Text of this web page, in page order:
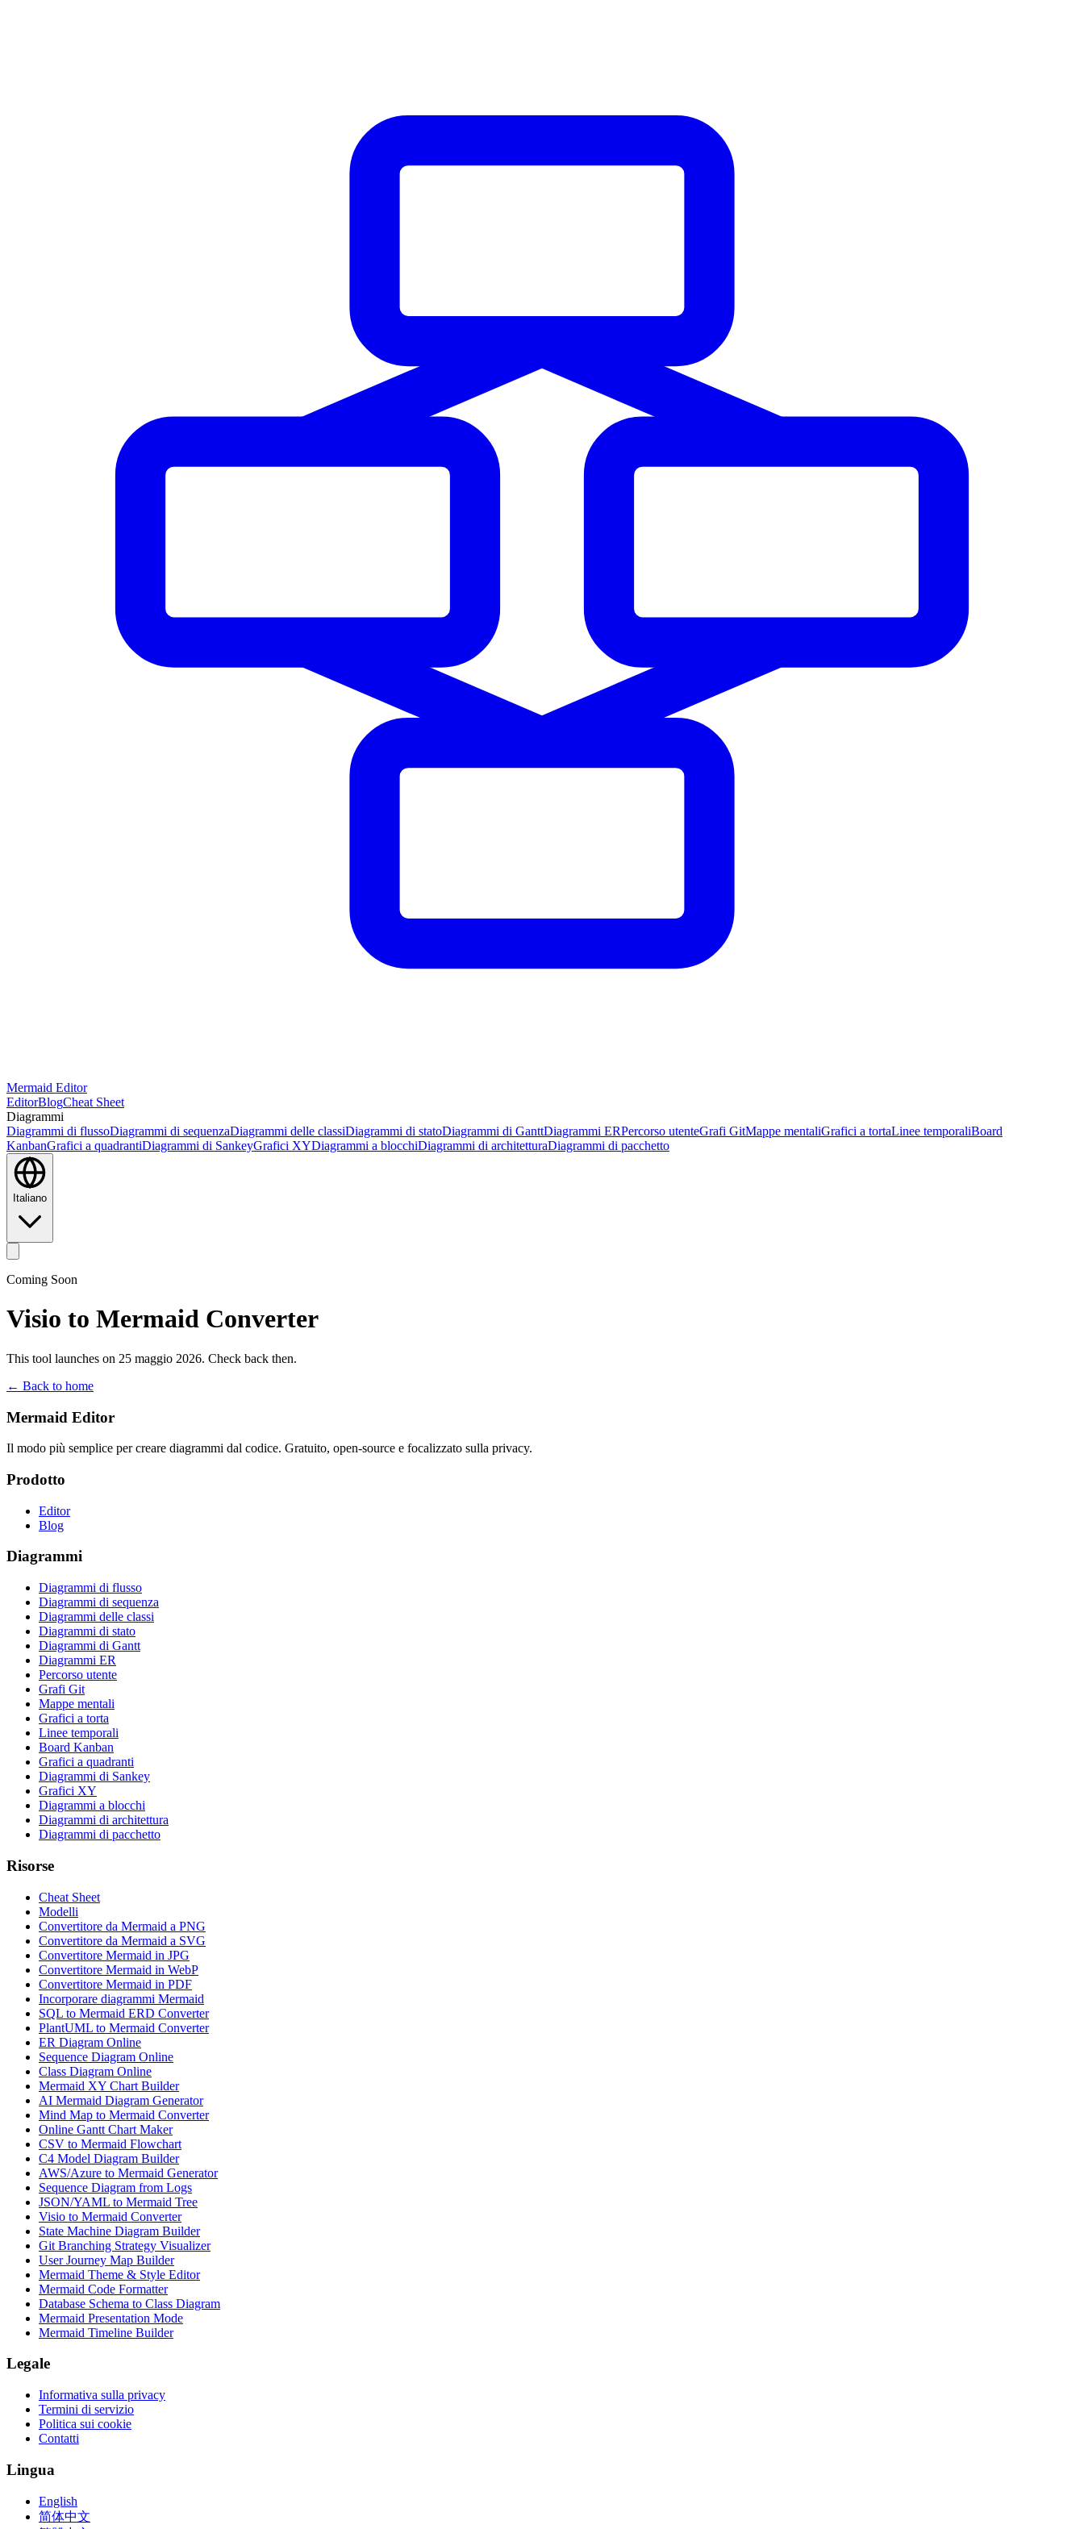
Mermaid Editor
EditorBlogCheat Sheet
Diagrammi
Diagrammi di flussoDiagrammi di sequenzaDiagrammi delle classiDiagrammi di statoDiagrammi di GanttDiagrammi ERPercorso utenteGrafi GitMappe mentaliGrafici a tortaLinee temporaliBoard
KanbanGrafici a quadrantiDiagrammi di SankeyGrafici XYDiagrammi a blocchiDiagrammi di architetturaDiagrammi di pacchetto
Italiano
Coming Soon
Visio to Mermaid Converter
This tool launches on 25 maggio 2026. Check back then.
← Back to home
Mermaid Editor
Il modo più semplice per creare diagrammi dal codice. Gratuito, open-source e focalizzato sulla privacy.
Prodotto
Editor
Blog
Diagrammi
Diagrammi di flusso
Diagrammi di sequenza
Diagrammi delle classi
Diagrammi di stato
Diagrammi di Gantt
Diagrammi ER
Percorso utente
Grafi Git
Mappe mentali
Grafici a torta
Linee temporali
Board Kanban
Grafici a quadranti
Diagrammi di Sankey
Grafici XY
Diagrammi a blocchi
Diagrammi di architettura
Diagrammi di pacchetto
Risorse
Cheat Sheet
Modelli
Convertitore da Mermaid a PNG
Convertitore da Mermaid a SVG
Convertitore Mermaid in JPG
Convertitore Mermaid in WebP
Convertitore Mermaid in PDF
Incorporare diagrammi Mermaid
SQL to Mermaid ERD Converter
PlantUML to Mermaid Converter
ER Diagram Online
Sequence Diagram Online
Class Diagram Online
Mermaid XY Chart Builder
AI Mermaid Diagram Generator
Mind Map to Mermaid Converter
Online Gantt Chart Maker
CSV to Mermaid Flowchart
C4 Model Diagram Builder
AWS/Azure to Mermaid Generator
Sequence Diagram from Logs
JSON/YAML to Mermaid Tree
Visio to Mermaid Converter
State Machine Diagram Builder
Git Branching Strategy Visualizer
User Journey Map Builder
Mermaid Theme & Style Editor
Mermaid Code Formatter
Database Schema to Class Diagram
Mermaid Presentation Mode
Mermaid Timeline Builder
Legale
Informativa sulla privacy
Termini di servizio
Politica sui cookie
Contatti
Lingua
English
简体中文